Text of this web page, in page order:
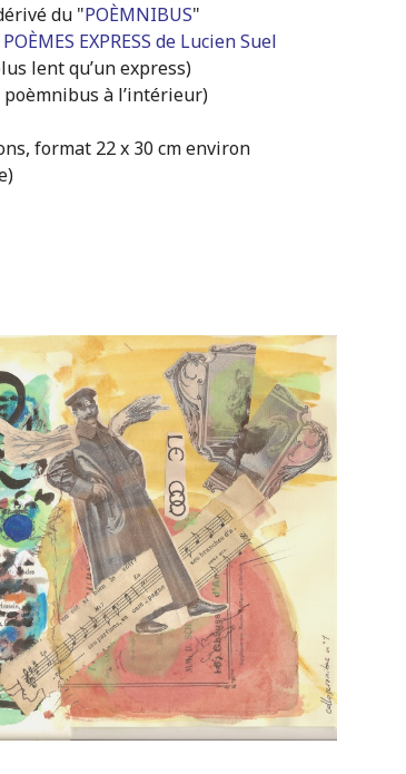
du "POÈMNIBUS"
POÈMES EXPRESS de Lucien Suel
lent qu’un express)
poèmnibus à l’intérieur)
format 22 x 30 cm environ